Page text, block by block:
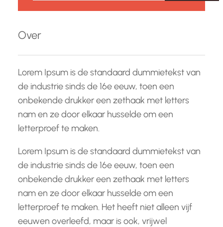
k
n
Over
Lorem Ipsum is de standaard dummietekst van
de industrie sinds de 16e eeuw, toen een
onbekende drukker een zethaak met letters
nam en ze door elkaar husselde om een
letterproef te maken.
Lorem Ipsum is de standaard dummietekst van
de industrie sinds de 16e eeuw, toen een
onbekende drukker een zethaak met letters
nam en ze door elkaar husselde om een
letterproef te maken. Het heeft niet alleen vijf
eeuwen overleefd, maar is ook, vrijwel